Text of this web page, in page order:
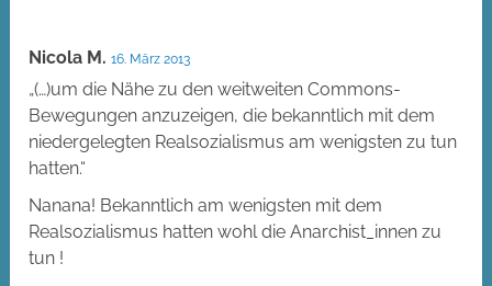
Nicola M. 16. März 2013
„(…)um die Nähe zu den weitweiten Commons-
Bewegungen anzuzeigen, die bekanntlich mit dem
niedergelegten Realsozialismus am wenigsten zu tun
hatten.“
Nanana! Bekanntlich am wenigsten mit dem
Realsozialismus hatten wohl die Anarchist_innen zu
tun !